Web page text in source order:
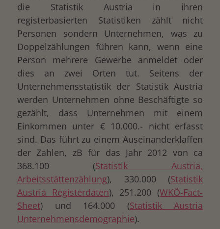
die Statistik Austria in ihren
registerbasierten Statistiken zählt nicht
Personen sondern Unternehmen, was zu
Doppelzählungen führen kann, wenn eine
Person mehrere Gewerbe anmeldet oder
dies an zwei Orten tut. Seitens der
Unternehmensstatistik der Statistik Austria
werden Unternehmen ohne Beschäftigte so
gezählt, dass Unternehmen mit einem
Einkommen unter € 10.000.- nicht erfasst
sind. Das führt zu einem Auseinanderklaffen
der Zahlen, zB für das Jahr 2012 von ca
368.100 (Statistik Austria,
Arbeitsstättenzählung), 330.000 (Statistik
Austria Registerdaten), 251.200 (WKÖ-Fact-
Sheet) und 164.000 (Statistik Austria
Unternehmensdemographie).